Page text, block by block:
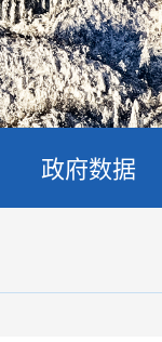
政府数据